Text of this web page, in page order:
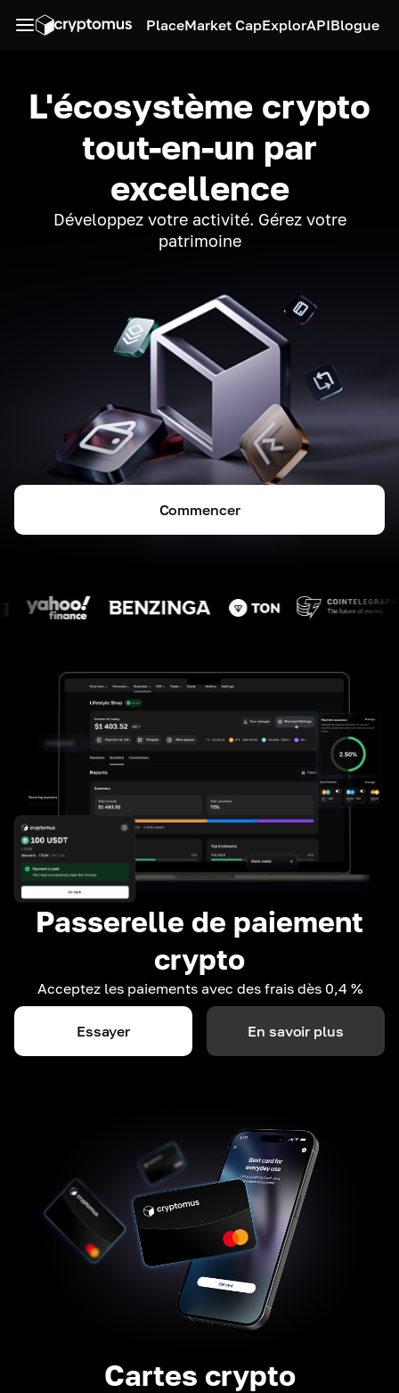
PlaceMarket CapExplorAPIBlogue
L'écosystème crypto
tout-en-un par
excellence
Développez votre activité. Gérez votre
patrimoine
Commencer
Passerelle de paiement
crypto
Acceptez les paiements avec des frais dès 0,4 %
Essayer En savoir plus
Cartes crypto